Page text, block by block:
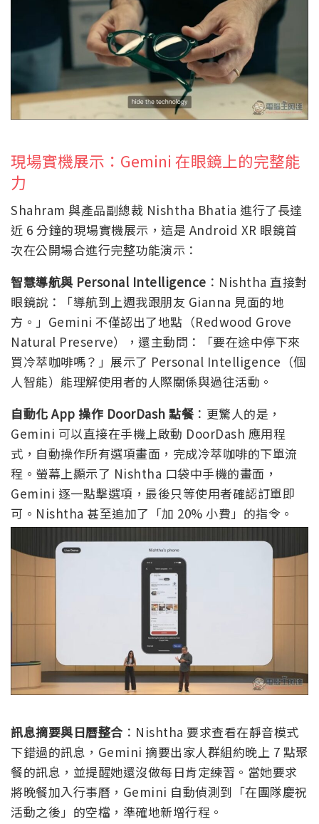
現場實機展示：Gemini 在眼鏡上的完整能
力
Shahram 與產品副總裁 Nishtha Bhatia 進行了長達
近 6 分鐘的現場實機展示，這是 Android XR 眼鏡首
次在公開場合進行完整功能演示：
智慧導航與 Personal Intelligence ：Nishtha 直接對
眼鏡說：「導航到上週我跟朋友 Gianna 見面的地
方。」Gemini 不僅認出了地點（Redwood Grove
Natural Preserve），還主動問：「要在途中停下來
買冷萃咖啡嗎？」展示了 Personal Intelligence（個
人智能）能理解使用者的人際關係與過往活動。
自動化 App 操作 DoorDash 點餐：更驚人的是，
Gemini 可以直接在手機上啟動 DoorDash 應用程
式，自動操作所有選項畫面，完成冷萃咖啡的下單流
程。螢幕上顯示了 Nishtha 口袋中手機的畫面，
Gemini 逐一點擊選項，最後只等使用者確認訂單即
可。Nishtha 甚至追加了「加 20% 小費」的指令。
訊息摘要與日曆整合 ：Nishtha 要求查看在靜音模式
下錯過的訊息，Gemini 摘要出家人群組約晚上 7 點聚
餐的訊息，並提醒她還沒做每日肯定練習。當她要求
將晚餐加入行事曆，Gemini 自動偵測到「在團隊慶祝
活動之後」的空檔，準確地新增行程。